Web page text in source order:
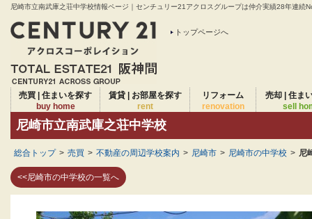
尼崎市立南武庫之荘中学校情報ページ｜センチュリー21アクロスグループは仲介実績28年連続
トップページへ
売買 | 住まいを探す
buy home
賃貸 | お部屋を探す
rent
リフォーム
renovation
売却 | 住ま
sell
尼崎市立南武庫之荘中学校
総合トップ > 売買 > 不動産の周辺学校案内 > 尼崎市 > 尼崎市の中学校 > 尼
<<尼崎市の中学校の一覧へ